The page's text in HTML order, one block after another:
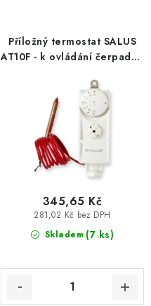
Příložný termostat SALUS
AT10F - k ovládání čerpadel,
Skladem (7 ks)
281,02 Kč bez DPH
345,65 Kč